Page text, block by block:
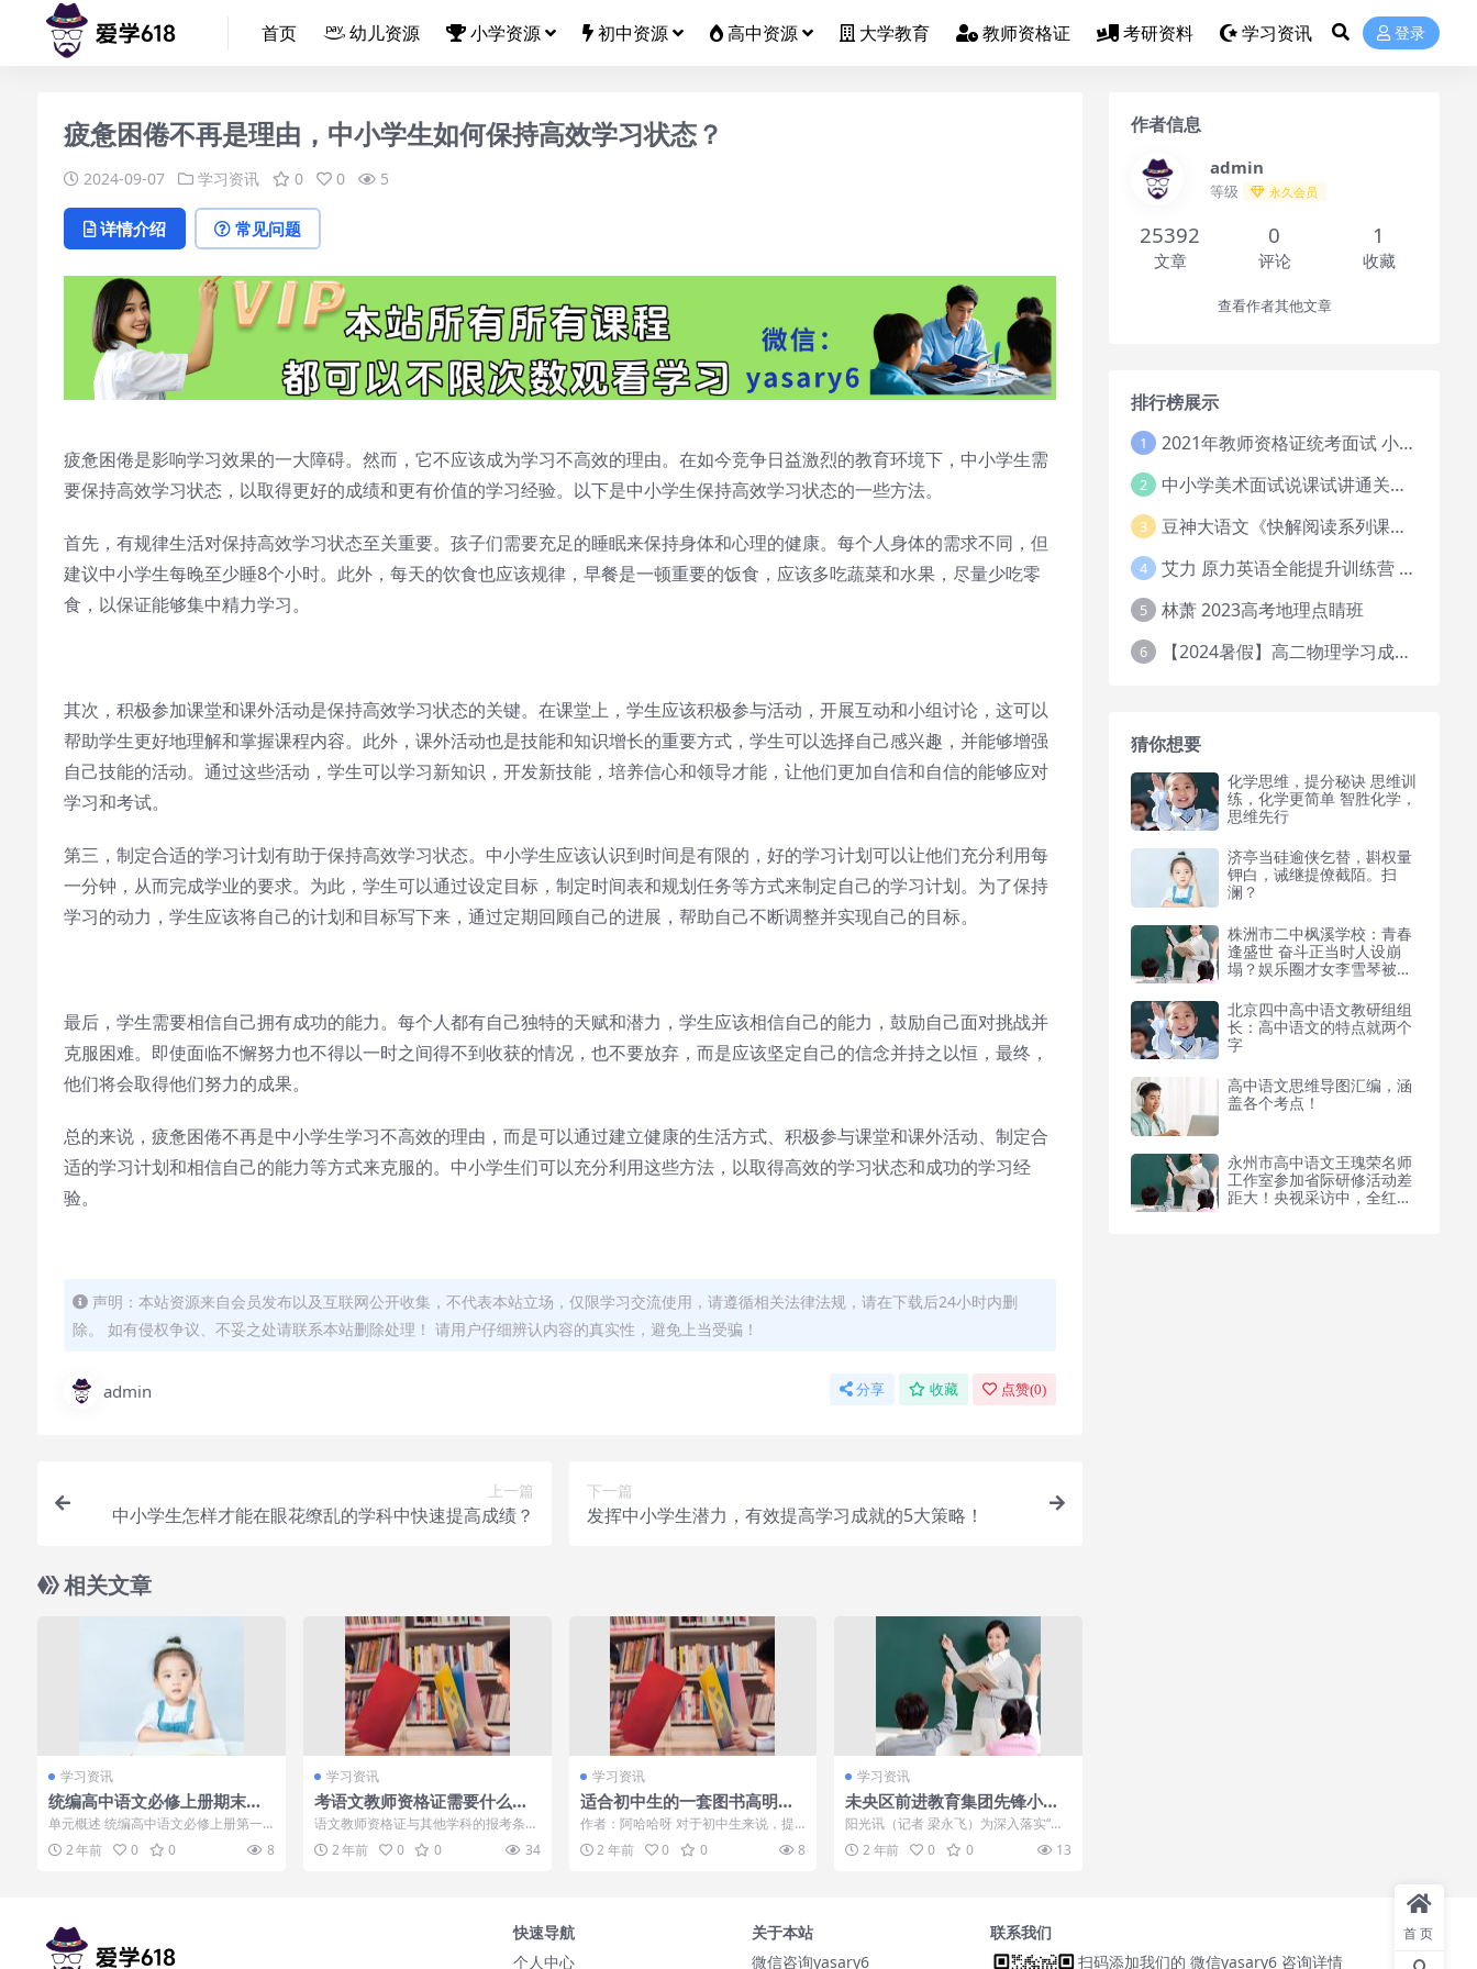
首页 幼儿资源 小学资源 初中资源 高中资源 大学教育 教师资格证 考研资料 学习资讯 登录
疲惫困倦不再是理由，中小学生如何保持高效学习状态？
2024-09-07 学习资讯 0 0 5
详情介绍 常见问题
疲惫困倦是影响学习效果的一大障碍。然而，它不应该成为学习不高效的理由。在如今竞争日益激烈的教育环境下，中小学生需
要保持高效学习状态，以取得更好的成绩和更有价值的学习经验。以下是中小学生保持高效学习状态的一些方法。
首先，有规律生活对保持高效学习状态至关重要。孩子们需要充足的睡眠来保持身体和心理的健康。每个人身体的需求不同，但
建议中小学生每晚至少睡8个小时。此外，每天的饮食也应该规律，早餐是一顿重要的饭食，应该多吃蔬菜和水果，尽量少吃零
食，以保证能够集中精力学习。
其次，积极参加课堂和课外活动是保持高效学习状态的关键。在课堂上，学生应该积极参与活动，开展互动和小组讨论，这可以
帮助学生更好地理解和掌握课程内容。此外，课外活动也是技能和知识增长的重要方式，学生可以选择自己感兴趣，并能够增强
自己技能的活动。通过这些活动，学生可以学习新知识，开发新技能，培养信心和领导才能，让他们更加自信和自信的能够应对
学习和考试。
第三，制定合适的学习计划有助于保持高效学习状态。中小学生应该认识到时间是有限的，好的学习计划可以让他们充分利用每
一分钟，从而完成学业的要求。为此，学生可以通过设定目标，制定时间表和规划任务等方式来制定自己的学习计划。为了保持
学习的动力，学生应该将自己的计划和目标写下来，通过定期回顾自己的进展，帮助自己不断调整并实现自己的目标。
最后，学生需要相信自己拥有成功的能力。每个人都有自己独特的天赋和潜力，学生应该相信自己的能力，鼓励自己面对挑战并
克服困难。即使面临不懈努力也不得以一时之间得不到收获的情况，也不要放弃，而是应该坚定自己的信念并持之以恒，最终，
他们将会取得他们努力的成果。
总的来说，疲惫困倦不再是中小学生学习不高效的理由，而是可以通过建立健康的生活方式、积极参与课堂和课外活动、制定合
适的学习计划和相信自己的能力等方式来克服的。中小学生们可以充分利用这些方法，以取得高效的学习状态和成功的学习经
验。
声明：本站资源来自会员发布以及互联网公开收集，不代表本站立场，仅限学习交流使用，请遵循相关法律法规，请在下载后24小时内删
除。 如有侵权争议、不妥之处请联系本站删除处理！ 请用户仔细辨认内容的真实性，避免上当受骗！
admin 分享 收藏 点赞(0)
上一篇
中小学生怎样才能在眼花缭乱的学科中快速提高成绩？
下一篇
发挥中小学生潜力，有效提高学习成就的5大策略！
相关文章
学习资讯
统编高中语文必修上册期末复
习要点与复习指导：第一单元3
1岁在春晚一炮而红，观众都以
为他隐退了，其实已经去世10
单元概述 统编高中语文必修上册第一
单元以青春为主题，通过诗歌、散文等
文学作品，展...
2 年前 0 0 8
学习资讯
考语文教师资格证需要什么条
件
语文教师资格证与其他学科的报考条件
相同，不同在于语文教师资格证要求认
定时提供二级...
2 年前 0 0 34
学习资讯
适合初中生的一套图书高明：
与妻子恩爱63年，和儿女住在
同一层楼，一到饭点家中像食
堂
作者：阿哈哈呀 对于初中生来说，提
高学习成绩是一个重要的目标。我囤了
一套包括语文...
2 年前 0 0 8
学习资讯
未央区前进教育集团先锋小学
英语特色作业掠影
阳光讯（记者 梁永飞）为深入落实“双
减”政策，确保“减负不减质”，西安市未
央区前...
2 年前 0 0 13
作者信息
admin
等级 永久会员
25392
文章
0
评论
1
收藏
查看作者其他文章
排行榜展示
1 2021年教师资格证统考面试 小学教资资料试讲+答辩
2 中小学美术面试说课试讲通关班14讲（辅助资料第一套）
3 豆神大语文《快解阅读系列课教程完整》
4 艾力 原力英语全能提升训练营 151G网课大合集
5 林萧 2023高考地理点睛班
6 【2024暑假】高二物理学习成长与规划系统1期
猜你想要
化学思维，提分秘诀 思维训
练，化学更简单 智胜化学，
思维先行
济亭当硅逾侠乞替，斟权量
钾白，诫继提僚截陌。扫
澜？
株洲市二中枫溪学校：青春
逢盛世 奋斗正当时人设崩
塌？娱乐圈才女李雪琴被曝
求彻查
北京四中高中语文教研组组
长：高中语文的特点就两个
字
高中语文思维导图汇编，涵
盖各个考点！
永州市高中语文王瑰荣名师
工作室参加省际研修活动差
距大！央视采访中，全红婵
快速导航
个人中心
关于本站
微信咨询yasary6
联系我们
扫码添加我们的 微信yasary6 咨询详情
首页